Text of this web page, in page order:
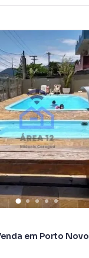
em Porto Novo